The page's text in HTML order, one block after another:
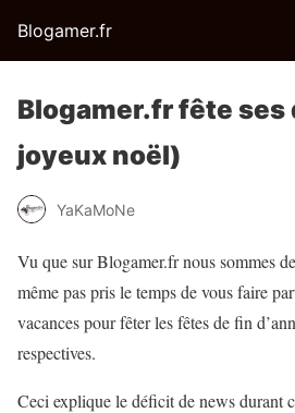
Blogamer.fr
Blogamer.fr fête ses
joyeux noël)
YaKaMoNe
Vu que sur Blogamer.fr nous sommes
même pas pris le temps de vous faire
vacances pour fêter les fêtes de fin
respectives.
Ceci explique le déficit de news durant